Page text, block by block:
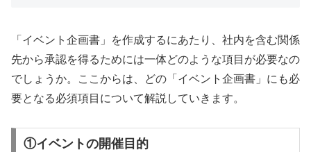
「イベント企画書」を作成するにあたり、社内を含む関係
先から承認を得るためには一体どのような項目が必要なの
でしょうか。ここからは、どの「イベント企画書」にも必
要となる必須項目について解説していきます。
①イベントの開催目的